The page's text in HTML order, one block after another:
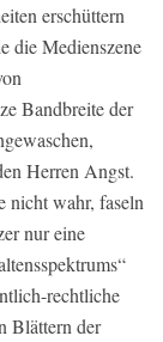
erschüttern
die Medienszene
Bandbreite der
Herren Angst.
nicht wahr, faseln
nur eine
rechtliche
Blättern der